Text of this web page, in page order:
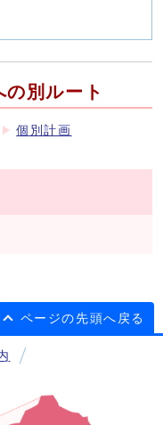
別ルート
個別計画
ページの先頭へ戻る